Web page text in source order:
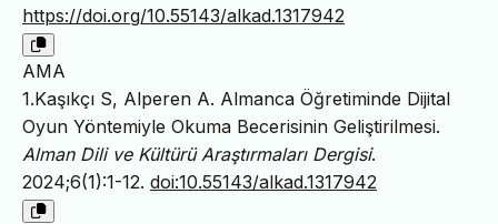
https://doi.org/10.55143/alkad.1317942
AMA
1.Kaşıkçı S, Alperen A. Almanca Öğretiminde Dijital
Oyun Yöntemiyle Okuma Becerisinin Geliştirilmesi.
Alman Dili ve Kültürü Araştırmaları Dergisi.
2024;6(1):1-12. doi:10.55143/alkad.1317942